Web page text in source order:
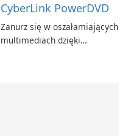
CyberLink PowerDVD
Zanurz się w oszałamiających
multimediach dzięki